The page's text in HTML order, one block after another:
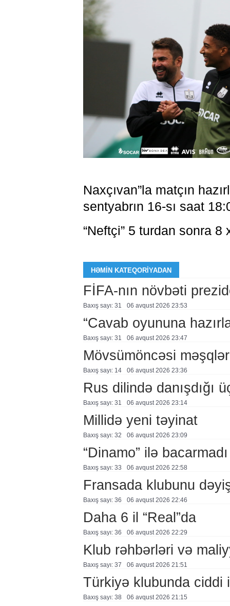
Naxçıvan”la matçın
sentyabrın 16-sı saat
“Neftçi” 5 turdan sonra
HƏMIN KATEQORIYADAN
FİFA-nın növbəti
Baxış sayı: 31 06 avqust 2026 23:53
“Cavab oyununa
Baxış sayı: 31 06 avqust 2026 23:47
Mövsümöncəsi
Baxış sayı: 14 06 avqust 2026 23:36
Rus dilində danışdığı
Baxış sayı: 31 06 avqust 2026 23:14
Millidə yeni təyinat
Baxış sayı: 32 06 avqust 2026 23:09
“Dinamo” ilə bacarmadı
Baxış sayı: 33 06 avqust 2026 22:58
Fransada klubunu
Baxış sayı: 36 06 avqust 2026 22:46
Daha 6 il “Real”da
Baxış sayı: 36 06 avqust 2026 22:29
Klub rəhbərləri və
Baxış sayı: 37 06 avqust 2026 21:51
Türkiyə klubunda ciddi
Baxış sayı: 38 06 avqust 2026 21:15